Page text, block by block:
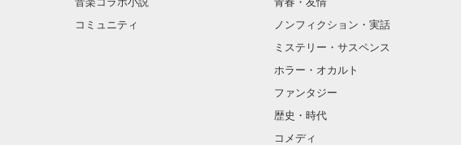
コミュニティ
ノンフィクション・実話
ミステリー・サスペンス
ホラー・オカルト
ファンタジー
歴史・時代
コメディ